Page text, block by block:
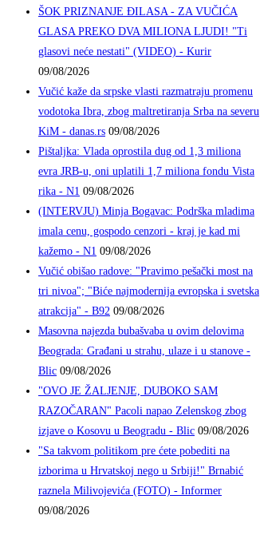
ŠOK PRIZNANJE ĐILASA - ZA VUČIĆA
GLASA PREKO DVA MILIONA LJUDI! "Ti
glasovi neće nestati" (VIDEO) - Kurir
09/08/2026
Vučić kaže da srpske vlasti razmatraju promenu
vodotoka Ibra, zbog maltretiranja Srba na severu
KiM - danas.rs 09/08/2026
Pištaljka: Vlada oprostila dug od 1,3 miliona
evra JRB-u, oni uplatili 1,7 miliona fondu Vista
rika - N1 09/08/2026
(INTERVJU) Minja Bogavac: Podrška mladima
imala cenu, gospodo cenzori - kraj je kad mi
kažemo - N1 09/08/2026
Vučić obišao radove: "Pravimo pešački most na
tri nivoa"; "Biće najmodernija evropska i svetska
atrakcija" - B92 09/08/2026
Masovna najezda bubašvaba u ovim delovima
Beograda: Građani u strahu, ulaze i u stanove -
Blic 09/08/2026
"OVO JE ŽALJENJE, DUBOKO SAM
RAZOČARAN" Pacoli napao Zelenskog zbog
izjave o Kosovu u Beogradu - Blic 09/08/2026
"Sa takvom politikom pre ćete pobediti na
izborima u Hrvatskoj nego u Srbiji!" Brnabić
raznela Milivojevića (FOTO) - Informer
09/08/2026